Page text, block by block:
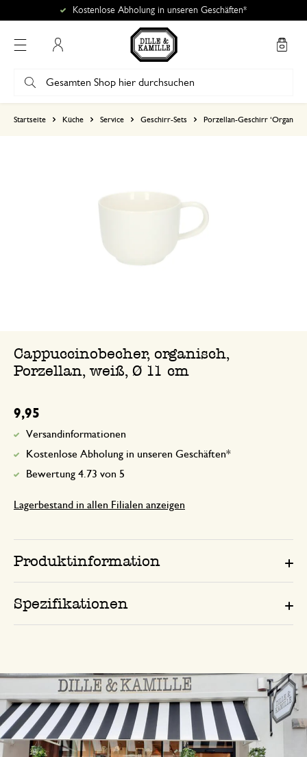
Kostenlose Abholung in unseren Geschäften*
Startseite Küche Service Geschirr-Sets Porzellan-Geschirr
Cappuccinobecher, organisch,
Porzellan, weiß, Ø 11 cm
9,95
Versandinformationen
Kostenlose Abholung in unseren Geschäften*
Bewertung 4.73 von 5
Lagerbestand in allen Filialen anzeigen
Produktinformation
Spezifikationen